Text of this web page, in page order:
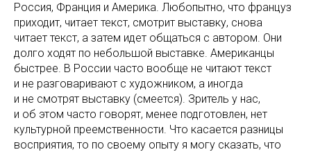
Россия, Франция и Америка. Любопытно, что француз
приходит, читает текст, смотрит выставку, снова
читает текст, а затем идет общаться с автором. Они
долго ходят по небольшой выставке. Американцы
быстрее. В России часто вообще не читают текст
и не разговаривают с художником, а иногда
и не смотрят выставку (смеется). Зритель у нас,
и об этом часто говорят, менее подготовлен, нет
культурной преемственности. Что касается разницы
восприятия, то по своему опыту я могу сказать, что